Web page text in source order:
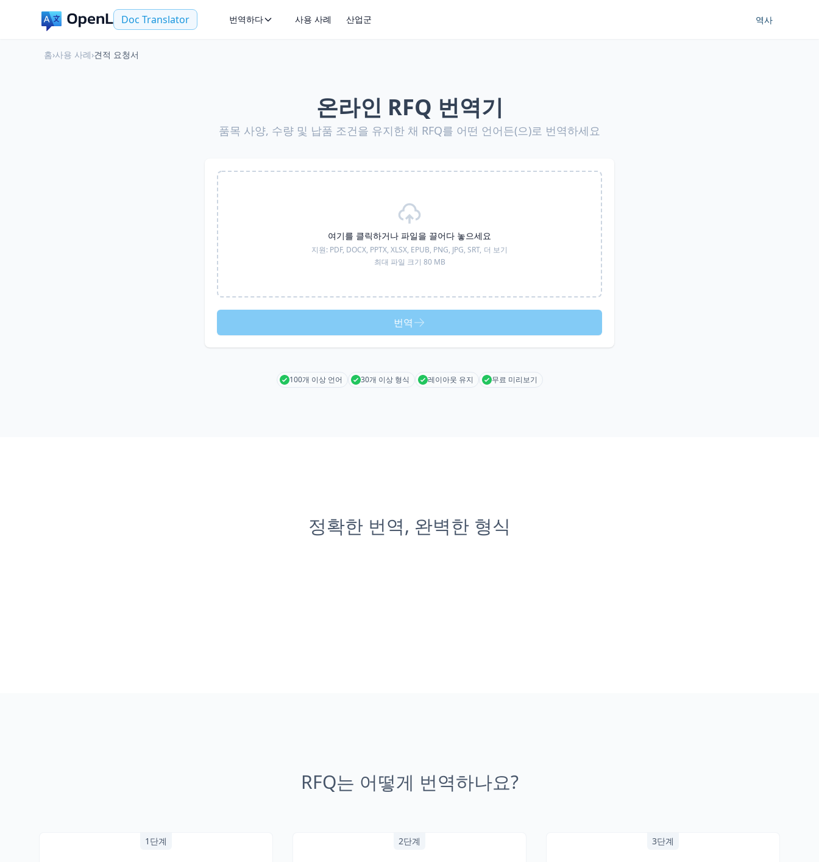
Doc Translator 번역하다 사용 사례 산업군 역사
홈›사용 사례›견적 요청서
온라인 RFQ 번역기
품목 사양, 수량 및 납품 조건을 유지한 채 RFQ를 어떤 언어든(으)로 번역하세요
여기를 클릭하거나 파일을 끌어다 놓으세요
지원: PDF, DOCX, PPTX, XLSX, EPUB, PNG, JPG, SRT, 더 보기
최대 파일 크기 80 MB
번역
100개 이상 언어 30개 이상 형식 레이아웃 유지 무료 미리보기
정확한 번역, 완벽한 형식
RFQ는 어떻게 번역하나요?
1단계 2단계 3단계